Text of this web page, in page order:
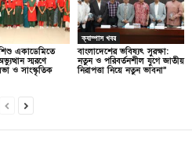
একাডেমিতে
স্মরণে
ও সাংস্কৃতিক
ক্যাম্পাস খবর
বাংলাদেশের ভবিষ্যৎ সুরক্ষা:
নতুন ও পরিবর্তনশীল যুগে জাতীয়
নিরাপত্তা নিয়ে নতুন ভাবনা”